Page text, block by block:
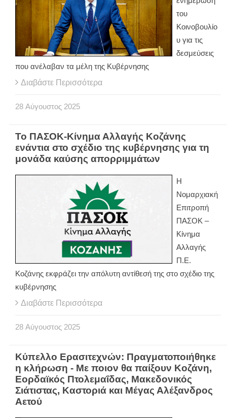
του
Κοινοβουλίο
υ για τις
δεσμεύσεις
που ανέλαβαν τα μέλη της Κυβέρνησης
Διαβάστε Περισσότερα
28 Αύγουστος 2025
Το ΠΑΣΟΚ-Κίνημα Αλλαγής Κοζάνης
ενάντια στο σχέδιο της κυβέρνησης για τη
μονάδα καύσης απορριμμάτων
Η
Νομαρχιακή
Επιτροπή
ΠΑΣΟΚ –
Κίνημα
Αλλαγής
Π.Ε.
Κοζάνης εκφράζει την απόλυτη αντίθεσή της στο σχέδιο της
κυβέρνησης
Διαβάστε Περισσότερα
28 Αύγουστος 2025
Κύπελλο Ερασιτεχνών: Πραγματοποιήθηκε
η κλήρωση - Με ποιον θα παίξουν Κοζάνη,
Εορδαϊκός Πτολεμαΐδας, Μακεδονικός
Σιάτιστας, Καστοριά και Μέγας Αλέξανδρος
Αετού